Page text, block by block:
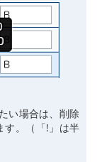
い場合は、削除
す。（「!」は半